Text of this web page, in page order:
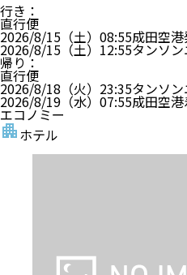
行き ：
直行便
2026/8/15（土） 08:55成田空港
2026/8/15（土） 12:55タンソ
帰り ：
直行便
2026/8/18（火） 23:35タンソ
2026/8/19（水） 07:55成田空港
エコノミー
ホテル